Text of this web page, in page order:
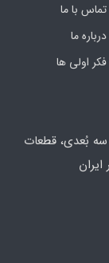
تماس با ما
درباره ما
فکر اولی ها
سه بُعدی، قطعات